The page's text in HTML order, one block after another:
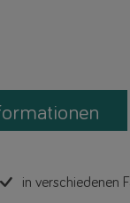
in verschiedenen